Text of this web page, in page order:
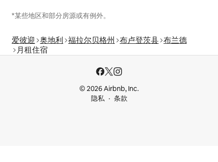
*某些地区和部分房源或有例外。
爱彼迎 奥地利 福拉尔贝格州 布卢登茨县 布兰德
月租住宿
© 2026 Airbnb, Inc.
隐私
条款